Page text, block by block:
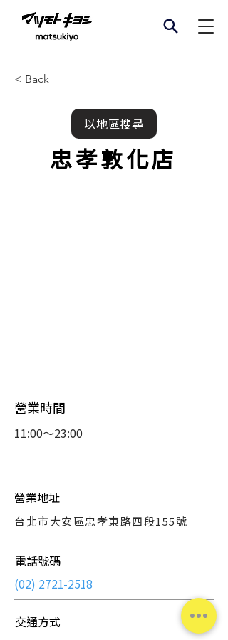
< Back
以地區搜尋
​忠孝敦化店
營業時間
11:00～23:00
營業地址
台北市大安區忠孝東路四段155號
電話號碼
(02) 2721-2518
​交通方式